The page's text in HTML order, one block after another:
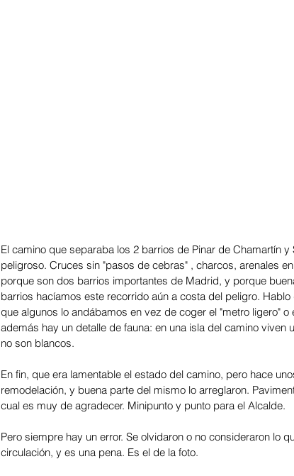
El camino que separaba los 2 barrios de Pinar de Chamartín
peligroso. Cruces sin "pasos de cebras" , charcos, arenales
porque son dos barrios importantes de Madrid, y porque
barrios hacíamos este recorrido aún a costa del peligro.
que algunos lo andábamos en vez de coger el "metro ligero"
además hay un detalle de fauna: en una isla del camino viven
no son blancos.
En fin, que era lamentable el estado del camino, pero hace
remodelación, y buena parte del mismo lo arreglaron.
cual es muy de agradecer. Minipunto y punto para el Alcalde.
Pero siempre hay un error. Se olvidaron o no consideraron lo
circulación, y es una pena. Es el de la foto.